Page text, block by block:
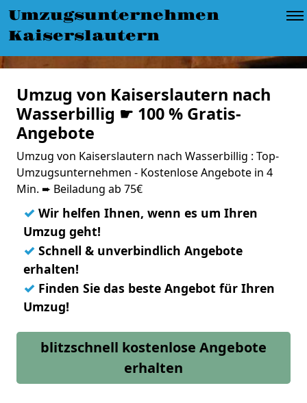
Umzugsunternehmen
Kaiserslautern
Umzug von Kaiserslautern nach
Wasserbillig ☛ 100 % Gratis-
Angebote
Umzug von Kaiserslautern nach Wasserbillig : Top-
Umzugsunternehmen - Kostenlose Angebote in 4
Min. ➨ Beiladung ab 75€
✓ Wir helfen Ihnen, wenn es um Ihren
Umzug geht!
✓ Schnell & unverbindlich Angebote
erhalten!
✓ Finden Sie das beste Angebot für Ihren
Umzug!
blitzschnell kostenlose Angebote
erhalten